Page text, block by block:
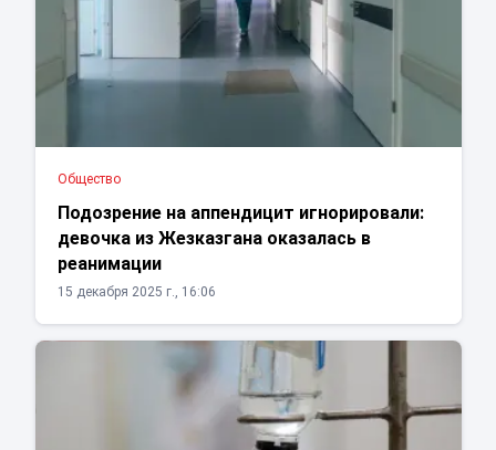
Общество
Подозрение на аппендицит игнорировали:
девочка из Жезказгана оказалась в
реанимации
15 декабря 2025 г., 16:06